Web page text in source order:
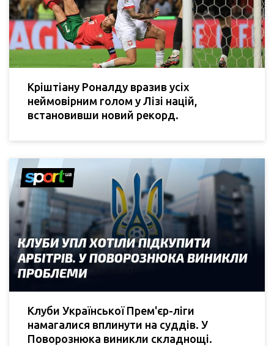
Кріштіану Роналду вразив усіх
неймовірним голом у Лізі націй,
встановивши новий рекорд.
Клуби Української Прем'єр-ліги
намагалися вплинути на суддів. У
Поворознюка виникли складнощі.